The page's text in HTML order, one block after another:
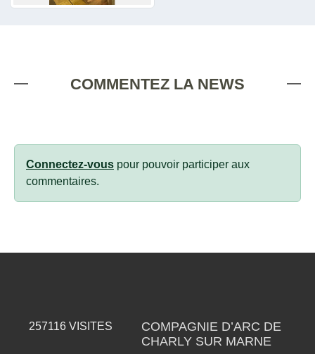
COMMENTEZ LA NEWS
Connectez-vous pour pouvoir participer aux
commentaires.
257116VISITES
COMPAGNIE D’ARC DE
CHARLY SUR MARNE